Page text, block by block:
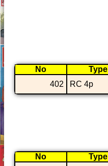
No Type
402
RC 4p
No Type